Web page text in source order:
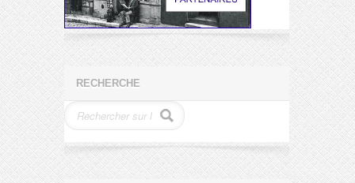
RECHERCHE